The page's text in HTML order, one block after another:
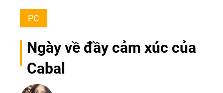
PC
Ngày về đầy cảm xúc của
Cabal